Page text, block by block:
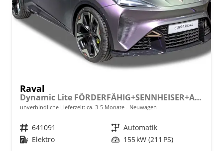
Raval
Dynamic Lite FÖRDERFÄHIG+SENNHEISER+ACC+360 KAM+KLIMA+KESSY+LED+18" ALU
unverbindliche Lieferzeit: ca. 3-5 Monate Neuwagen
Fahrzeugnr. 641091 Getriebe Automatik
Kraftstoff Elektro Leistung 155 kW (211 PS)